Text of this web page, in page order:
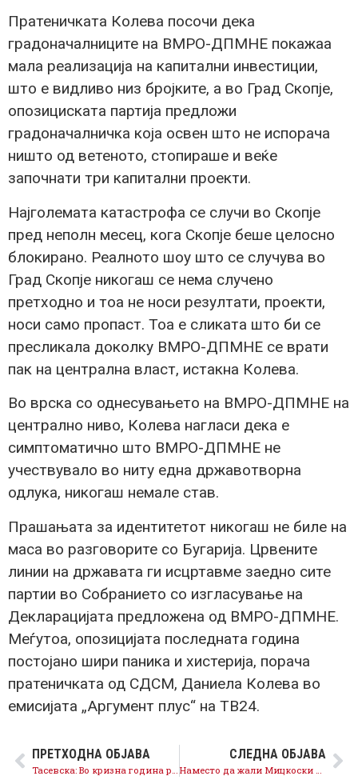
Пратеничката Колева посочи дека
градоначалниците на ВМРО-ДПМНЕ покажаа
мала реализација на капитални инвестиции,
што е видливо низ бројките, а во Град Скопје,
опозициската партија предложи
градоначалничка која освен што не испорача
ништо од ветеното, стопираше и веќе
започнати три капитални проекти.
Најголемата катастрофа се случи во Скопје
пред неполн месец, кога Скопје беше целосно
блокирано. Реалното шоу што се случува во
Град Скопје никогаш се нема случено
претходно и тоа не носи резултати, проекти,
носи само пропаст. Тоа е сликата што би се
пресликала доколку ВМРО-ДПМНЕ се врати
пак на централна власт, истакна Колева.
Во врска со однесувањето на ВМРО-ДПМНЕ на
централно ниво, Колева нагласи дека е
симптоматично што ВМРО-ДПМНЕ не
учествувало во ниту една државотворна
одлука, никогаш немале став.
Прашањата за идентитетот никогаш не биле на
маса во разговорите со Бугарија. Црвените
линии на државата ги исцртавме заедно сите
партии во Собранието со изгласување на
Декларацијата предложена од ВМРО-ДПМНЕ.
Меѓутоа, опозицијата последната година
постојано шири паника и хистерија, порача
пратеничката од СДСМ, Даниела Колева во
емисијата „Аргумент плус“ на ТВ24.
ПРЕТХОДНА ОБЈАВА СЛЕДНА ОБЈАВА